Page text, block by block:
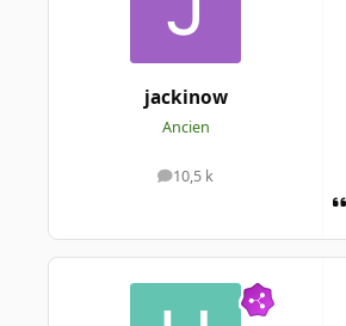
jackinow
Ancien
10,5 k
messages